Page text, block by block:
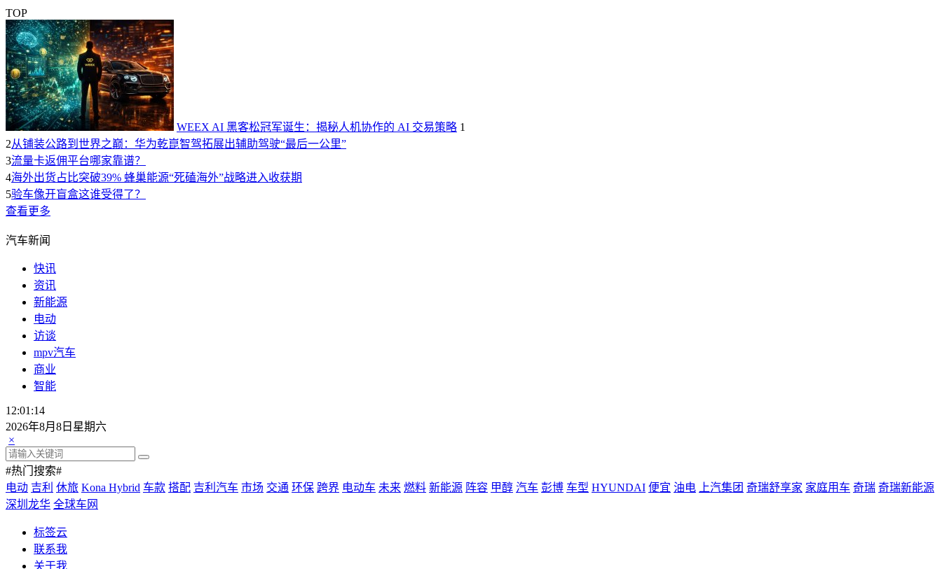
TOP
WEEX AI 黑客松冠军诞生：揭秘人机协作的 AI 交易策略 1
2从铺装公路到世界之巅：华为乾崑智驾拓展出辅助驾驶“最后一公里”
3流量卡返佣平台哪家靠谱？
4海外出货占比突破39% 蜂巢能源“死磕海外”战略进入收获期
5验车像开盲盒这谁受得了？
查看更多
汽车新闻
快讯
资讯
新能源
电动
访谈
mpv汽车
商业
智能
12:01:15
2026年8月8日星期六
×
#热门搜索#
电动 吉利 休旅 Kona Hybrid 车款 搭配 吉利汽车 市场 交通 环保 跨界 电动车 未来 燃料 新能源 阵容 甲醇 汽车 彭博 车型 HYUNDAI 便宜 油电 上汽集团 奇瑞舒享家 家庭用车 奇瑞 奇瑞新能源
深圳龙华 全球车网
标签云
联系我
关于我